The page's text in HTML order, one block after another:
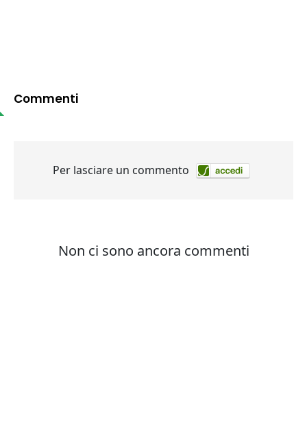
Commenti